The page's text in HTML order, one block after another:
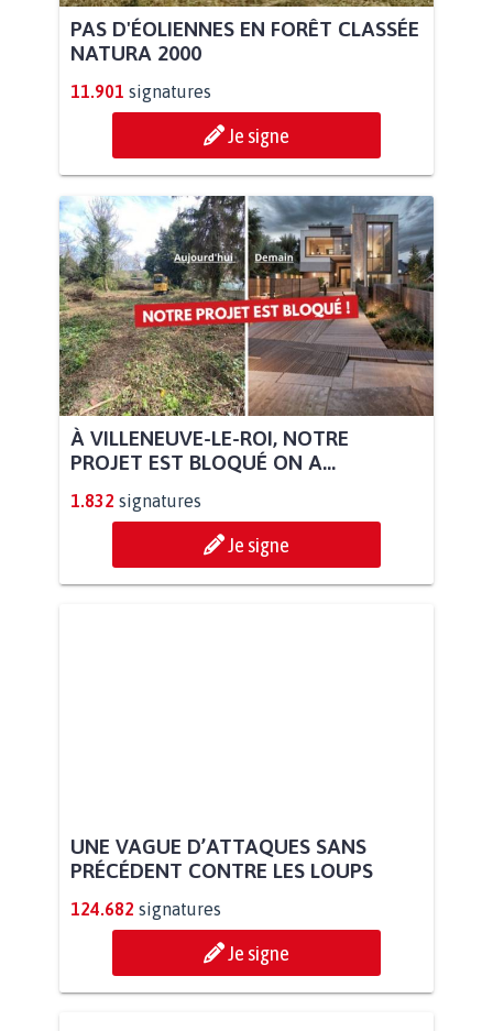
PAS D'ÉOLIENNES EN FORÊT CLASSÉE
NATURA 2000
11.901 signatures
Je signe
À VILLENEUVE-LE-ROI, NOTRE
PROJET EST BLOQUÉ ON A...
1.832 signatures
Je signe
UNE VAGUE D’ATTAQUES SANS
PRÉCÉDENT CONTRE LES LOUPS
124.682 signatures
Je signe